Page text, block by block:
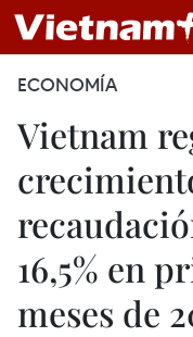
ECONOMÍA
Vietnam
16,5% en
meses de